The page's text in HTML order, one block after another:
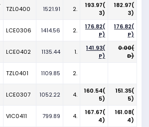
TZL0400 1521.91 2.
193.97(
3)
182.97(
3)
LCE0306 1414.56 2.
176.82(
P)
176.82(
P)
LCE0402 1135.44 1.
141.93(
P)
0.00(
D)
TZL0401 1109.85 2.
LCE0307 1052.22 4.
160.54(
5)
151.35(
5)
VIC0411 799.89 4.
167.67(
4)
161.08(
4)